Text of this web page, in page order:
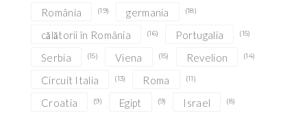
România (19) germania (18)
călătorii în România (16) Portugalia (15)
Serbia (15) Viena (15) Revelion (14)
Circuit Italia (13) Roma (11)
Croatia (9) Egipt (9) Israel (8)